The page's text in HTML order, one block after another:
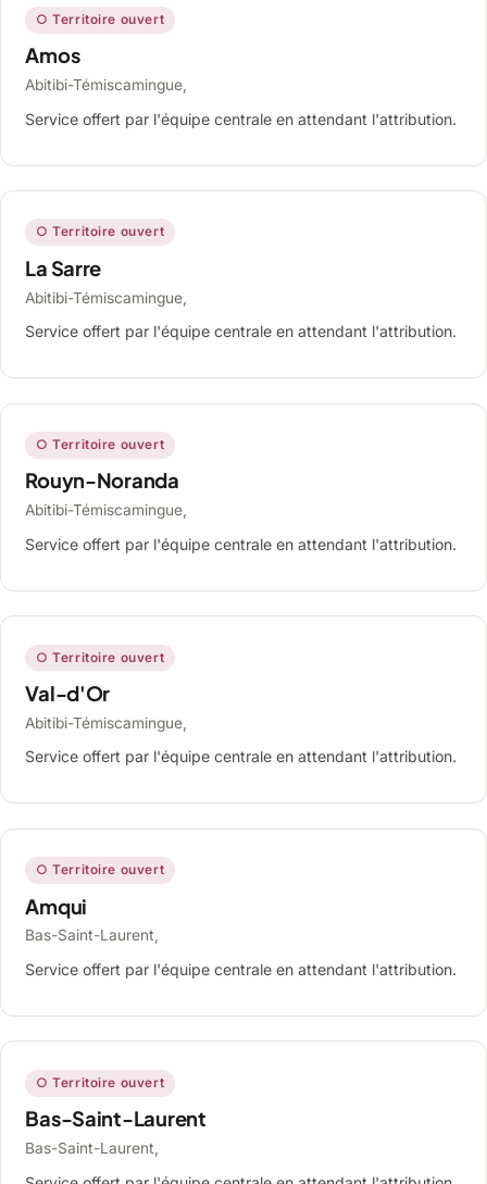
○ Territoire ouvert
Amos
Abitibi-Témiscamingue,
Service offert par l'équipe centrale en attendant l'attribution.
○ Territoire ouvert
La Sarre
Abitibi-Témiscamingue,
Service offert par l'équipe centrale en attendant l'attribution.
○ Territoire ouvert
Rouyn-Noranda
Abitibi-Témiscamingue,
Service offert par l'équipe centrale en attendant l'attribution.
○ Territoire ouvert
Val-d'Or
Abitibi-Témiscamingue,
Service offert par l'équipe centrale en attendant l'attribution.
○ Territoire ouvert
Amqui
Bas-Saint-Laurent,
Service offert par l'équipe centrale en attendant l'attribution.
○ Territoire ouvert
Bas-Saint-Laurent
Bas-Saint-Laurent,